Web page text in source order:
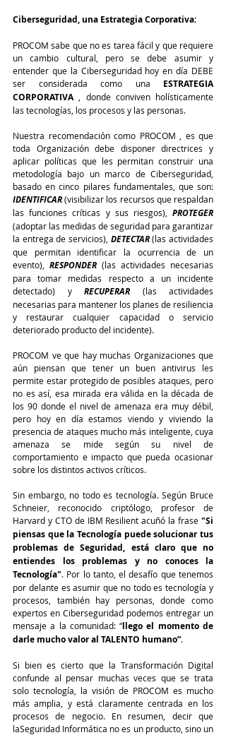
Ciberseguridad, una Estrategia Corporativa:
PROCOM sabe que no es tarea fácil y que requiere
un cambio cultural, pero se debe asumir y
entender que la Ciberseguridad hoy en día DEBE
ser considerada como una ESTRATEGIA
CORPORATIVA , donde conviven holísticamente
las tecnologías, los procesos y las personas.
Nuestra recomendación como PROCOM , es que
toda Organización debe disponer directrices y
aplicar políticas que les permitan construir una
metodología bajo un marco de Ciberseguridad,
IDENTIFICAR (visibilizar los recursos que respaldan
las funciones críticas y sus riesgos), PROTEGER
(adoptar las medidas de seguridad para garantizar
la entrega de servicios), DETECTAR (las actividades
que permitan identificar la ocurrencia de un
evento), RESPONDER (las actividades necesarias
para tomar medidas respecto a un incidente
detectado) y RECUPERAR (las actividades
necesarias para mantener los planes de resiliencia
y restaurar cualquier capacidad o servicio
deteriorado producto del incidente).
PROCOM ve que hay muchas Organizaciones que
aún piensan que tener un buen antivirus les
permite estar protegido de posibles ataques, pero
no es así, esa mirada era válida en la década de
los 90 donde el nivel de amenaza era muy débil,
pero hoy en día estamos viendo y viviendo la
presencia de ataques mucho más inteligente, cuya
amenaza se mide según su nivel de
comportamiento e impacto que pueda ocasionar
sobre los distintos activos críticos.
Sin embargo, no todo es tecnología. Según Bruce
Schneier, reconocido criptólogo, profesor de
Harvard y CTO de IBM Resilient acuñó la frase "Si
piensas que la Tecnología puede solucionar tus
problemas de Seguridad, está claro que no
entiendes los problemas y no conoces la
Tecnología". Por lo tanto, el desafío que tenemos
por delante es asumir que no todo es tecnología y
procesos, también hay personas, donde como
expertos en Ciberseguridad podemos entregar un
mensaje a la comunidad: “llego el momento de
darle mucho valor al TALENTO humano”.
Si bien es cierto que la Transformación Digital
confunde al pensar muchas veces que se trata
solo tecnología, la visión de PROCOM es mucho
más amplia, y está claramente centrada en los
procesos de negocio. En resumen, decir que
laSeguridad Informática no es un producto, sino un